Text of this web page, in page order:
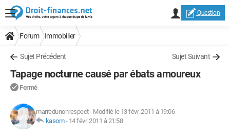
Question
Forum Immobilier
Sujet Précédent Sujet Suivant
Tapage nocturne causé par ébats amoureux
Fermé
marredunonrespect- Modifié le 13 févr. 2011 à 19:06
kasom- 14 févr. 2011 à 21:58